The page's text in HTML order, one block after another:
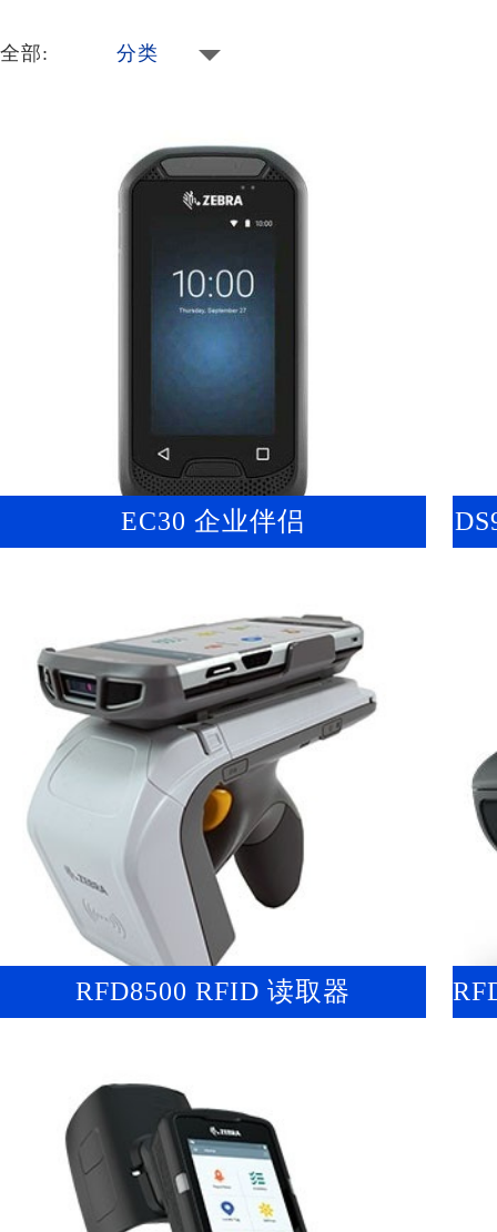
全部: 分类
EC30 企业伴侣
RFD8500 RFID 读取器